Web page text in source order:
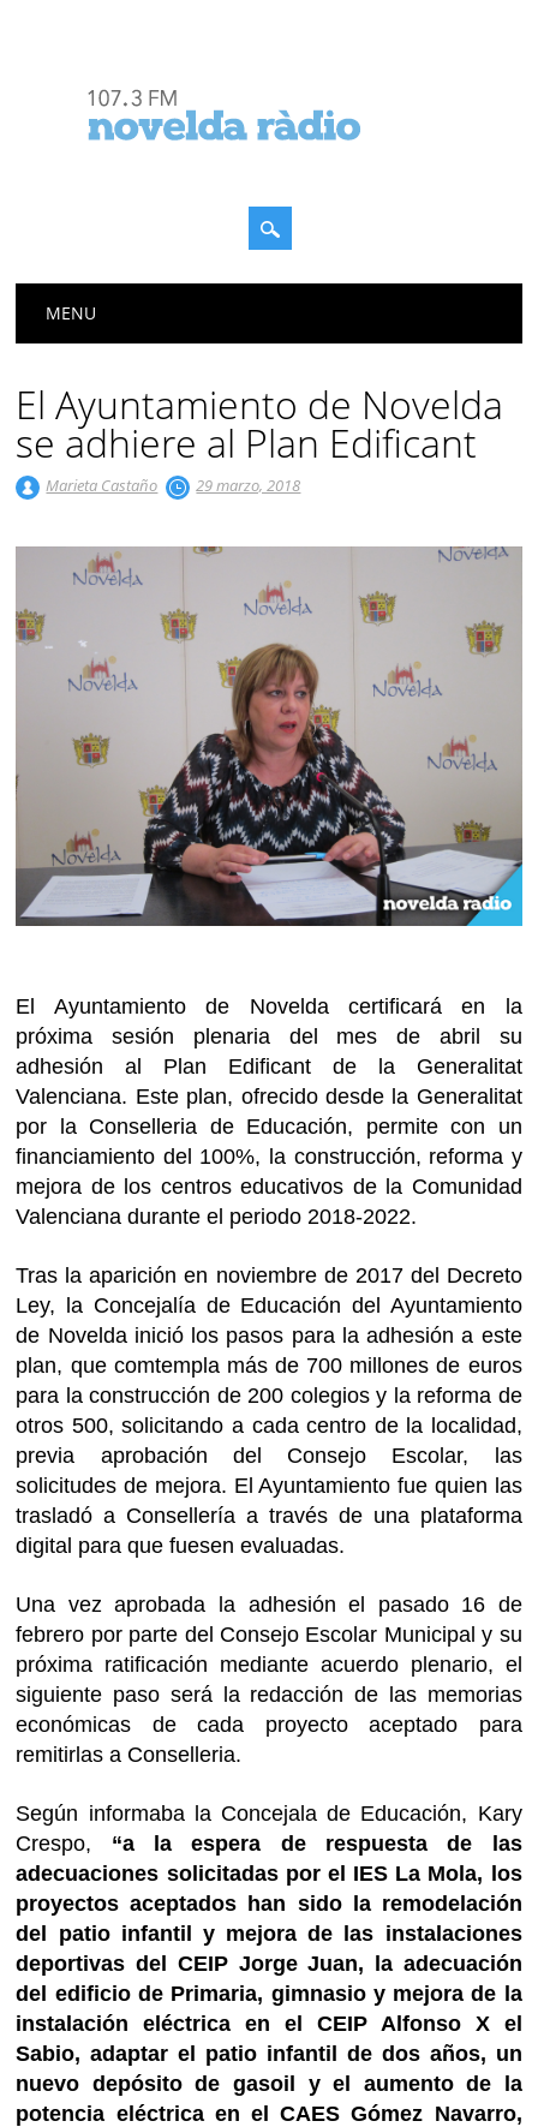
Menú principal
MENU
El Ayuntamiento de Novelda
se adhiere al Plan Edificant
Marieta Castaño 29 marzo, 2018
El Ayuntamiento de Novelda certificará en la
próxima sesión plenaria del mes de abril su
adhesión al Plan Edificant de la Generalitat
Valenciana. Este plan, ofrecido desde la Generalitat
por la Conselleria de Educación, permite con un
financiamiento del 100%, la construcción, reforma y
mejora de los centros educativos de la Comunidad
Valenciana durante el periodo 2018-2022.
Tras la aparición en noviembre de 2017 del Decreto
Ley, la Concejalía de Educación del Ayuntamiento
de Novelda inició los pasos para la adhesión a este
plan, que comtempla más de 700 millones de euros
para la construcción de 200 colegios y la reforma de
otros 500, solicitando a cada centro de la localidad,
previa aprobación del Consejo Escolar, las
solicitudes de mejora. El Ayuntamiento fue quien las
trasladó a Consellería a través de una plataforma
digital para que fuesen evaluadas.
Una vez aprobada la adhesión el pasado 16 de
febrero por parte del Consejo Escolar Municipal y su
próxima ratificación mediante acuerdo plenario, el
siguiente paso será la redacción de las memorias
económicas de cada proyecto aceptado para
remitirlas a Conselleria.
Según informaba la Concejala de Educación, Kary
Crespo, “a la espera de respuesta de las
adecuaciones solicitadas por el IES La Mola, los
proyectos aceptados han sido la remodelación
del patio infantil y mejora de las instalaciones
deportivas del CEIP Jorge Juan, la adecuación
del edificio de Primaria, gimnasio y mejora de la
instalación eléctrica en el CEIP Alfonso X el
Sabio, adaptar el patio infantil de dos años, un
nuevo depósito de gasoil y el aumento de la
potencia eléctrica en el CAES Gómez Navarro,